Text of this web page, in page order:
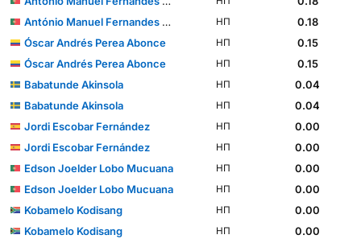
António Manuel Fernandes Mendes
НП
0.18
Óscar Andrés Perea Abonce
НП
0.15
Óscar Andrés Perea Abonce
НП
0.15
Babatunde Akinsola
НП
0.04
Babatunde Akinsola
НП
0.04
Jordi Escobar Fernández
НП
0.00
Jordi Escobar Fernández
НП
0.00
Edson Joelder Lobo Mucuana
НП
0.00
Edson Joelder Lobo Mucuana
НП
0.00
Kobamelo Kodisang
НП
0.00
Kobamelo Kodisang
НП
0.00